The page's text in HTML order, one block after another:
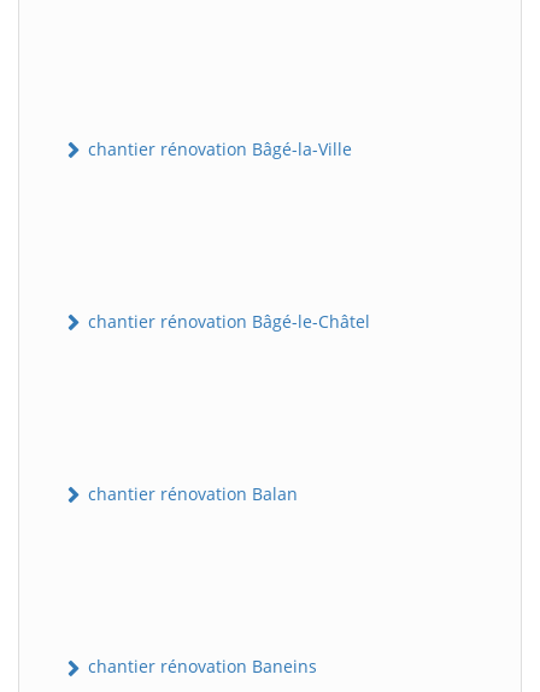
chantier rénovation Bâgé-la-Ville
chantier rénovation Bâgé-le-Châtel
chantier rénovation Balan
chantier rénovation Baneins